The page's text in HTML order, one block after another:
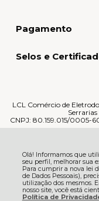
Olá! Informamos que
seu perfil, melhorar sua
Para cumprir a nova lei
de Dados Pessoais),
utilização dos mesmos.
nosso site, você está
Política de
Pagamento
Selos e
LCL Comércio de
CNPJ: 80.159.015/0005-